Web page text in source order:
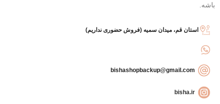
باشه.
استان قم، میدان سمیه (فروش حضوری نداریم)
bisha.ir